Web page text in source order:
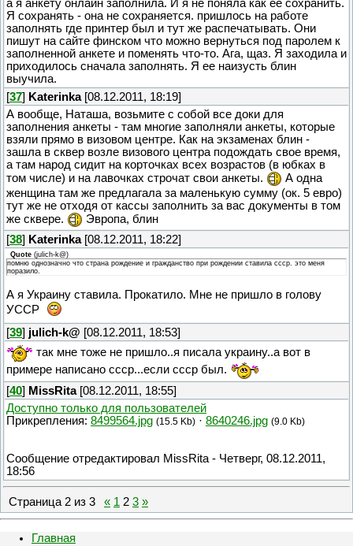
а я анкету онлайн заполнила. И я не поняла как ее сохранить.
Я сохранять - она не сохраняется. пришлось на работе
заполнять где принтер был и тут же распечатывать. Они
пишут на сайте финском что можно вернуться под паролем к
заполненной анкете и поменять что-то. Ага, щаз. Я заходила и
приходилось сначала заполнять. Я ее наизусть блин
выучила.
[37] Katerinka[08.12.2011, 18:19]
А вообще, Наташа, возьмите с собой все доки для
заполнения анкеты - там многие заполняли анкеты, которые
взяли прямо в визовом центре. Как на экзаменах блин -
зашла в сквер возле визового центра подождать свое время,
а там народ сидит на корточках всех возрастов (в юбках в
том числе) и на лавочках строчат свои анкеты.
А одна
женщина там же предлагала за маленькую сумму (ок. 5 евро)
тут же не отходя от кассы заполнить за вас документы в том
же сквере.
Эвропа, блин
[38] Katerinka[08.12.2011, 18:22]
Quote (julich-k@)
помню однозначно что страна рождение и гражданство при рождении ставила ссср. это меня
поразило.
А я Украину ставила. Прокатило. Мне не пришло в голову
УССР
[39] julich-k@ [08.12.2011, 18:53]
так мне тоже не пришло..я писала украину..а вот в
примере написано ссср...если ссср был.
[40] MissRita[08.12.2011, 18:55]
Доступно только для пользователей
Прикрепления: 8499564.jpg (15.5 Kb) · 8640246.jpg (9.0 Kb)
Сообщение отредактировал MissRita - Четверг, 08.12.2011,
18:56
Страница 2 из 3 « 1 2 3 »
Главная